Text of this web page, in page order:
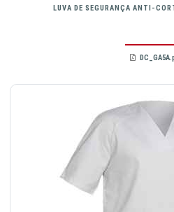
LUVA DE SEGURANÇA ANTI-